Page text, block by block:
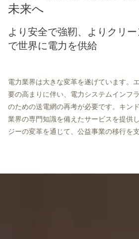
未来へ
より安全で強靭、よりクリ
で世界に電力を供給
電力業界は大きな変革を遂げています。
要の高まりに伴い、電力システムインフ
のための送電網の再考が必要です。キン
業界の専門知識を備えたサービスを提供
ジーの変革を通じて、公益事業の移行を支